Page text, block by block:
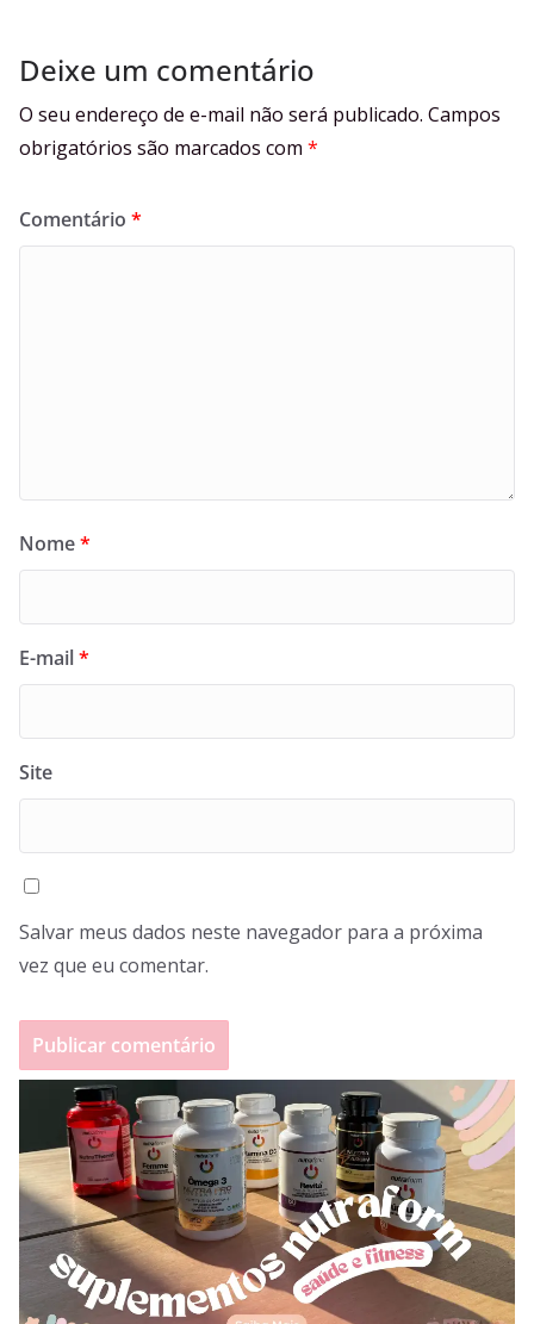
Deixe um comentário
O seu endereço de e-mail não será publicado. Campos
obrigatórios são marcados com *
Comentário *
Nome*
E-mail*
Site
Salvar meus dados neste navegador para a próxima
vez que eu comentar.